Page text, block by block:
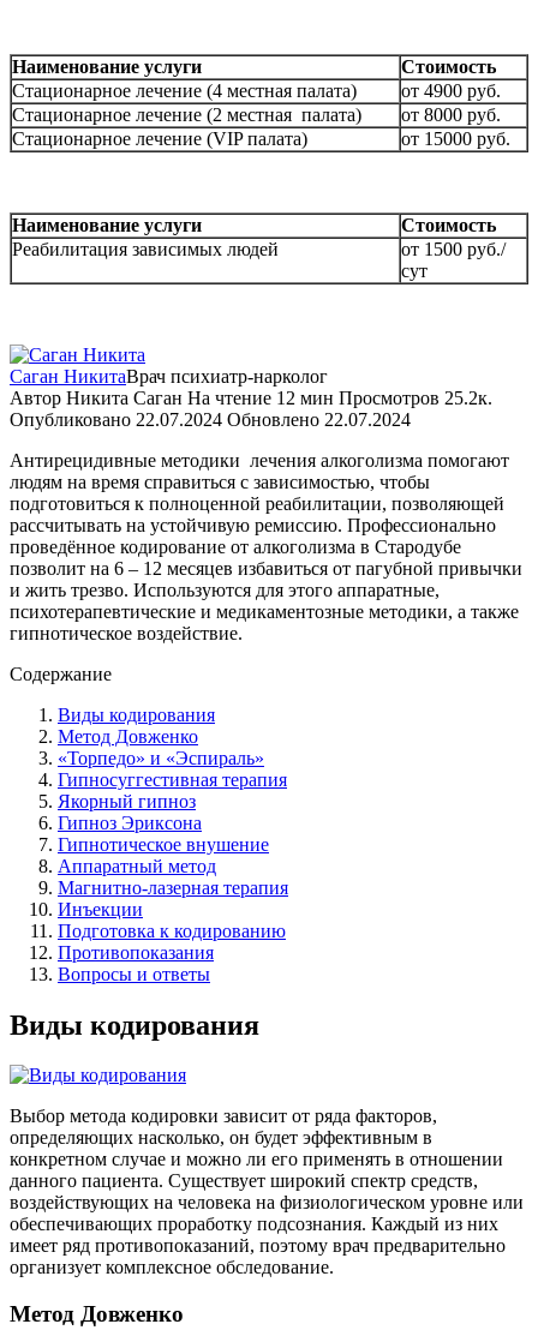
Наименование услуги
Стоимость
Стационарное лечение (4 местная палата)
от 4900 руб.
Стационарное лечение (2 местная палата)
от 8000 руб.
Стационарное лечение (VIP палата)
от 15000 руб.
Наименование услуги
Стоимость
Реабилитация зависимых людей
от 1500 руб./
сут
Саган НикитаВрач психиатр-нарколог
Автор Никита Саган На чтение 12 мин Просмотров 25.2к.
Опубликовано 22.07.2024 Обновлено 22.07.2024
Антирецидивные методики лечения алкоголизма помогают
людям на время справиться с зависимостью, чтобы
подготовиться к полноценной реабилитации, позволяющей
рассчитывать на устойчивую ремиссию. Профессионально
проведённое кодирование от алкоголизма в Стародубе
позволит на 6 – 12 месяцев избавиться от пагубной привычки
и жить трезво. Используются для этого аппаратные,
психотерапевтические и медикаментозные методики, а также
гипнотическое воздействие.
Содержание
Виды кодирования
Метод Довженко
«Торпедо» и «Эспираль»
Гипносуггестивная терапия
Якорный гипноз
Гипноз Эриксона
Гипнотическое внушение
Аппаратный метод
Магнитно-лазерная терапия
Инъекции
Подготовка к кодированию
Противопоказания
Вопросы и ответы
Виды кодирования
Выбор метода кодировки зависит от ряда факторов,
определяющих насколько, он будет эффективным в
конкретном случае и можно ли его применять в отношении
данного пациента. Существует широкий спектр средств,
воздействующих на человека на физиологическом уровне или
обеспечивающих проработку подсознания. Каждый из них
имеет ряд противопоказаний, поэтому врач предварительно
организует комплексное обследование.
Метод Довженко